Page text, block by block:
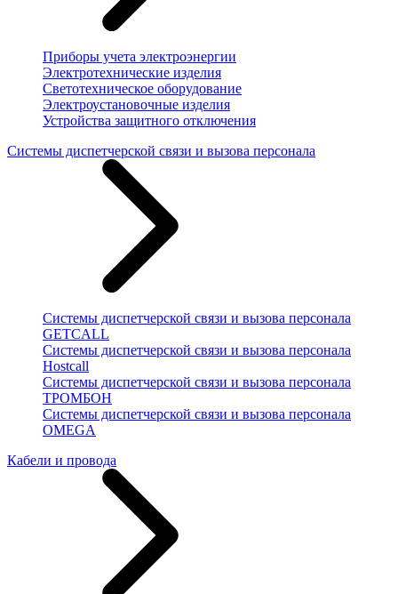
Приборы учета электроэнергии
Электротехнические изделия
Светотехническое оборудование
Электроустановочные изделия
Устройства защитного отключения
Системы диспетчерской связи и вызова персонала
Системы диспетчерской связи и вызова персонала
GETCALL
Системы диспетчерской связи и вызова персонала
Hostcall
Системы диспетчерской связи и вызова персонала
ТРОМБОН
Системы диспетчерской связи и вызова персонала
OMEGA
Кабели и провода